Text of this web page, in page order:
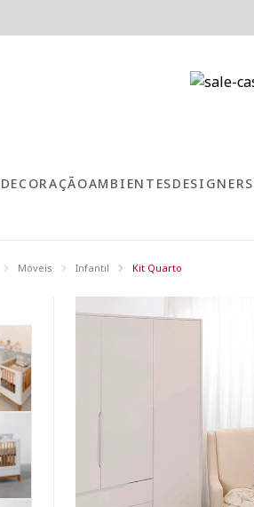
DECORAÇÃOAMBIENTESDESIGNERS
Móveis Infantil Kit Quarto